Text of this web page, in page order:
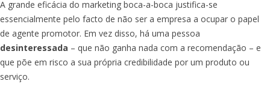
A grande eficácia do marketing boca-a-boca justifica-se
essencialmente pelo facto de não ser a empresa a ocupar o papel
de agente promotor. Em vez disso, há uma pessoa
desinteressada – que não ganha nada com a recomendação – e
que põe em risco a sua própria credibilidade por um produto ou
serviço.